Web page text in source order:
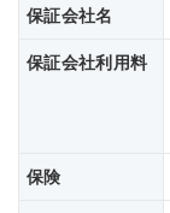
保証会社名
保証会社利用料
保険